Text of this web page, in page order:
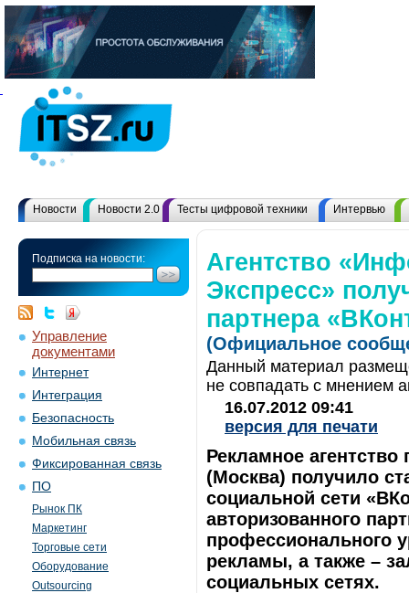
Новости Новости 2.0 Тесты цифровой техники Интервью
Подписка на новости:
Управление
документами
Интернет
Интеграция
Безопасность
Мобильная связь
Фиксированная связь
ПО
Рынок ПК
Маркетинг
Торговые сети
Оборудование
Outsourcing
Агентство
Экспресс»
партнера
(Официальное
Данный материал
не совпадать с мнением
16.07.2012 09:41
версия для печати
Рекламное
(Москва) получило
социальной сети
авторизованного
профессионального
рекламы, а также –
социальных сетях.